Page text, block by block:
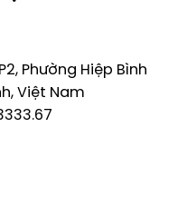
Phường Hiệp Bình
Việt Nam